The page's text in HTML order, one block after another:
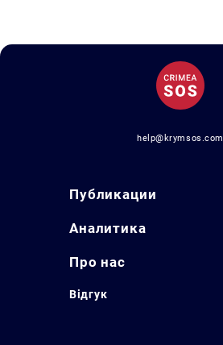
help@krymsos.com
Публикации
Аналитика
Про нас
Відгук